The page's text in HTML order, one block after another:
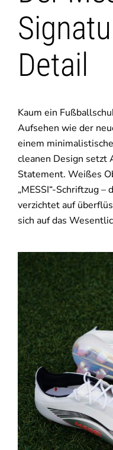
Detail
Kaum ein
Aufsehen wie der
einem
cleanen Design setzt
Statement. Weißes
„MESSI“-Schriftzug –
verzichtet auf
sich auf das